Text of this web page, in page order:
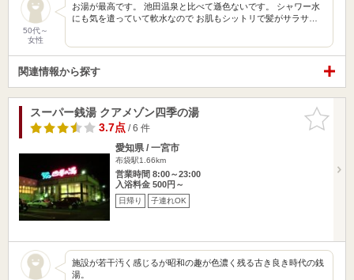
50代～
女性
お湯が最高です。 池田温泉と比べて遜色ないです。 シャワー水
にも気を遣っていて軟水なので お肌もシットリで髪がサラサ…
関連情報から探す
お気に入
りに追加
スーパー銭湯 クアメゾン四季の湯
3.7点/ 6 件
愛知県 / 一宮市
布袋駅1.66km
営業時間 8:00～23:00
入浴料金 500円～
日帰り 子連れOK
施設が若干汚く感じるが昭和の趣が色濃く残る古き良き時代の銭
湯。